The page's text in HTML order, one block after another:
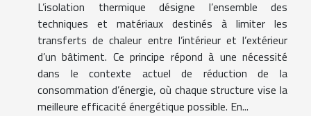
L’isolation thermique désigne l’ensemble des
techniques et matériaux destinés à limiter les
transferts de chaleur entre l’intérieur et l’extérieur
d’un bâtiment. Ce principe répond à une nécessité
dans le contexte actuel de réduction de la
consommation d’énergie, où chaque structure vise la
meilleure efficacité énergétique possible. En...